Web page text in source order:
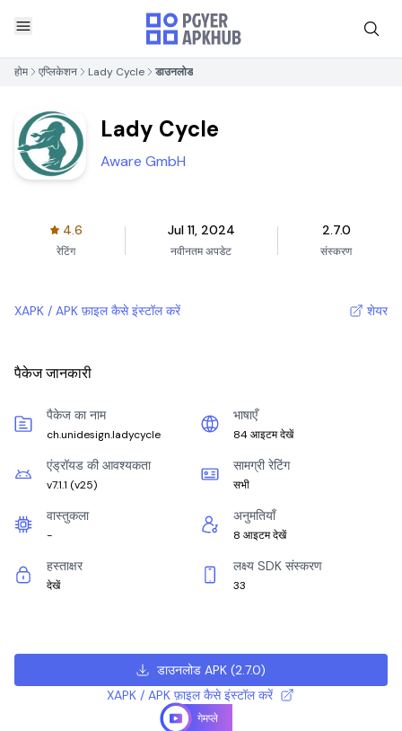
होम एप्लिकेशन Lady Cycle डाउनलोड
Lady Cycle
Aware GmbH
4.6
रेटिंग
Jul 11, 2024
नवीनतम अपडेट
2.7.0
संस्करण
XAPK / APK फ़ाइल कैसे इंस्टॉल करें शेयर
पैकेज जानकारी
पैकेज का नाम
ch.unidesign.ladycycle
भाषाएँ
84 आइटम देखें
एंड्रॉयड की आवश्यकता
v7.1.1 (v25)
सामग्री रेटिंग
सभी
वास्तुकला
-
अनुमतियाँ
8 आइटम देखें
हस्ताक्षर
देखें
लक्ष्य SDK संस्करण
33
डाउनलोड APK (2.7.0)
XAPK / APK फ़ाइल कैसे इंस्टॉल करें
गेमप्ले